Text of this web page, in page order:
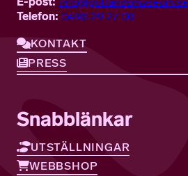
info@gotlandsmuseum.se
Telefon: 0498-29 27 00
KONTAKT
PRESS
Snabblänkar
UTSTÄLLNINGAR
WEBBSHOP